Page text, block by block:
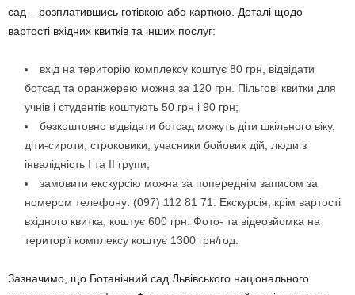
сад – розплатившись готівкою або карткою. Деталі щодо
вартості вхідних квитків та інших послуг:
вхід на територію комплексу коштує 80 грн, відвідати
ботсад та оранжерею можна за 120 грн. Пільгові квитки для
учнів і студентів коштують 50 грн і 90 грн;
безкоштовно відвідати ботсад можуть діти шкільного віку,
діти-сироти, строковики, учасники бойових дій, люди з
інвалідність І та ІІ групи;
замовити екскурсію можна за попереднім записом за
номером телефону: (097) 112 81 71. Екскурсія, крім вартості
вхідного квитка, коштує 600 грн. Фото- та відеозйомка на
території комплексу коштує 1300 грн/год.
Зазначимо, що Ботанічний сад Львівського національного